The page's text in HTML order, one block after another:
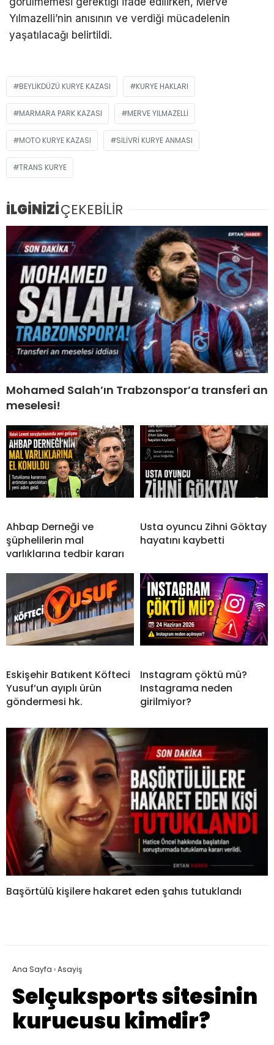
Yılmazelli’nin anısının ve verdiği mücadelenin
yaşatılacağı belirtildi.
BEYLIKDÜZÜ KURYE KAZASI KURYE HAKLARI
MARMARA PARK KAZASI MERVE YILMAZELLI
MOTO KURYE KAZASI SILIVRI KURYE ANMASI
TRANS KURYE
İLGİNİZİÇEKEBİLİR
Mohamed Salah’ın Trabzonspor’a transferi an
meselesi!
Ahbap Derneği ve
şüphelilerin mal
varlıklarına tedbir kararı
Usta oyuncu Zihni Göktay
hayatını kaybetti
Eskişehir Batıkent Köfteci
Yusuf’un ayıplı ürün
göndermesi hk.
Instagram çöktü mü?
Instagrama neden
girilmiyor?
Başörtülü kişilere hakaret eden şahıs tutuklandı
Ana Sayfa ›Asayiş
Selçuksports sitesinin
kurucusu kimdir?